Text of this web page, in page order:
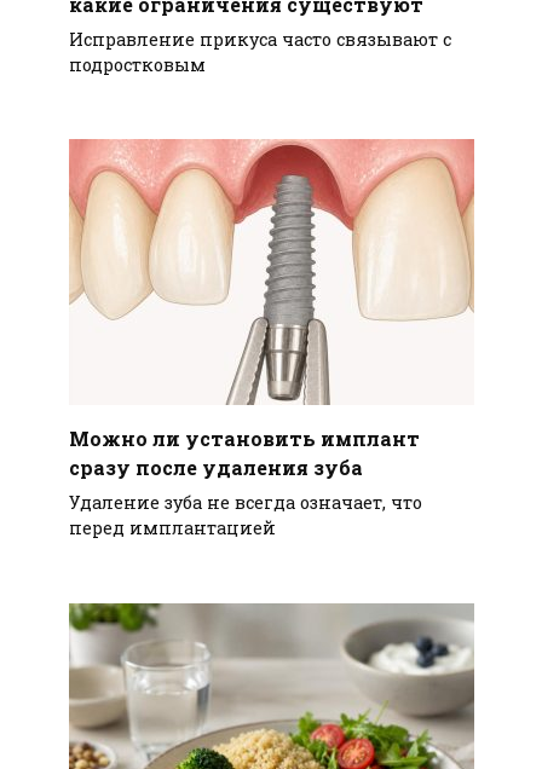
Исправление прикуса часто связывают с
подростковым
Можно ли установить имплант
сразу после удаления зуба
Удаление зуба не всегда означает, что
перед имплантацией